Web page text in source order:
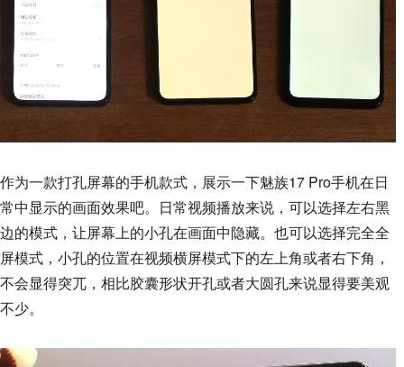
作为一款打孔屏幕的手机款式，展示一下魅族17 Pro手机在日
常中显示的画面效果吧。日常视频播放来说，可以选择左右黑
边的模式，让屏幕上的小孔在画面中隐藏。也可以选择完全全
屏模式，小孔的位置在视频横屏模式下的左上角或者右下角，
不会显得突兀，相比胶囊形状开孔或者大圆孔来说显得要美观
不少。